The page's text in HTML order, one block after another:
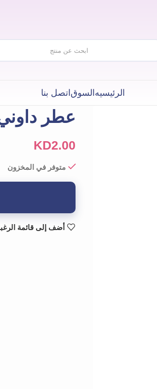
الرئيسيهالسوقاتصل بنا
عطر داوني
KD2.00
متوفر في المخزون
أضف إلى قائمة